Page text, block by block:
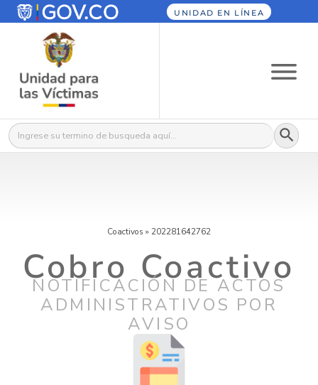
UNIDAD EN LÍNEA
Buscar: Botón
Coactivos » 202281642762
Cobro Coactivo
NOTIFICACIÓN DE ACTOS
ADMINISTRATIVOS POR
AVISO